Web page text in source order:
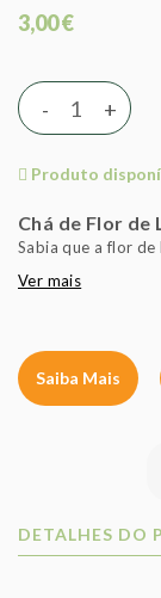
3,00 €
+
-
Produto
Chá de Flor de
Sabia que a flor
Ver mais
Saiba Mais
DETALHES DO